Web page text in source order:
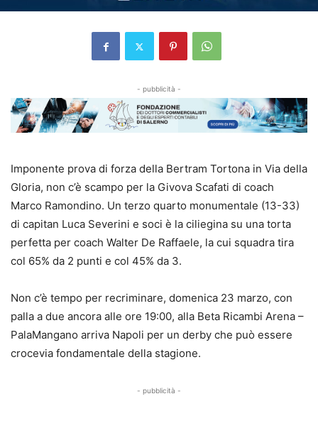
- pubblicità -
Imponente prova di forza della Bertram Tortona in Via della
Gloria, non c’è scampo per la Givova Scafati di coach
Marco Ramondino. Un terzo quarto monumentale (13-33)
di capitan Luca Severini e soci è la ciliegina su una torta
perfetta per coach Walter De Raffaele, la cui squadra tira
col 65% da 2 punti e col 45% da 3.
Non c’è tempo per recriminare, domenica 23 marzo, con
palla a due ancora alle ore 19:00, alla Beta Ricambi Arena –
PalaMangano arriva Napoli per un derby che può essere
crocevia fondamentale della stagione.
- pubblicità -